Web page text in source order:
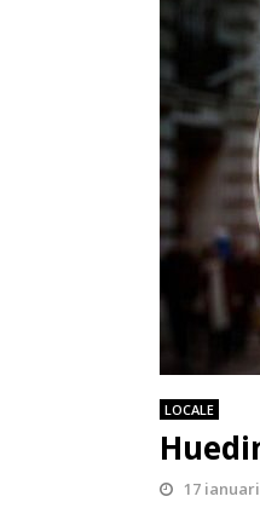
LOCALE
17